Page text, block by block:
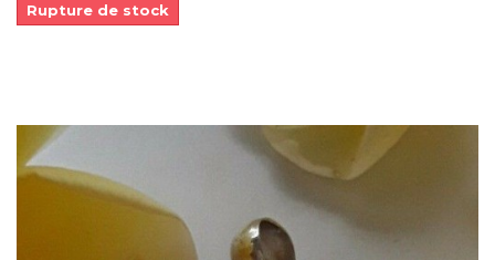
Rupture de stock